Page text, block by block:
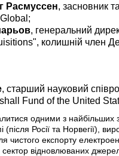
Расмуссен, засновник
, генеральний
колишній член
, старший науковий
Fund of the United
одними з найбільших
(після Росії та Норвегії),
чистого експорту
відновлюваних джерел